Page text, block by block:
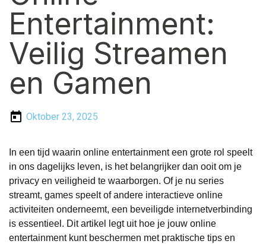
Entertainment:
Veilig Streamen
en Gamen
Oktober 23, 2025
In een tijd waarin online entertainment een grote rol speelt
in ons dagelijks leven, is het belangrijker dan ooit om je
privacy en veiligheid te waarborgen. Of je nu series
streamt, games speelt of andere interactieve online
activiteiten onderneemt, een beveiligde internetverbinding
is essentieel. Dit artikel legt uit hoe je jouw online
entertainment kunt beschermen met praktische tips en